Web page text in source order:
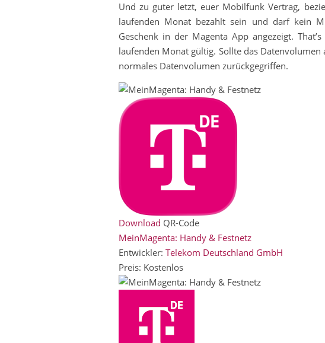
Und zu guter letzt, euer Mobilfunk Vertrag,
laufenden Monat bezahlt sein und darf kein
Geschenk in der Magenta App angezeigt.
laufenden Monat gültig. Sollte das
normales Datenvolumen zurückgegriffen.
Download QR-Code
MeinMagenta: Handy & Festnetz
Entwickler: Telekom Deutschland GmbH
Preis: Kostenlos